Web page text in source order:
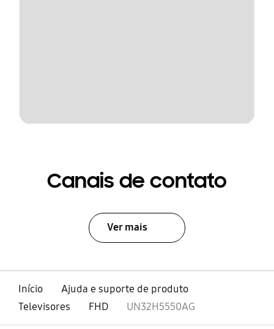
Canais de contato
Ver mais
Início
Ajuda e suporte de produto
Televisores
FHD UN32H5550AG